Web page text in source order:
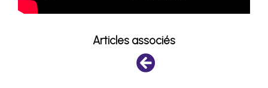
Articles associés